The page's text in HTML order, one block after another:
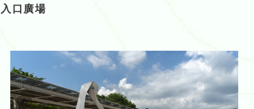
入口廣場